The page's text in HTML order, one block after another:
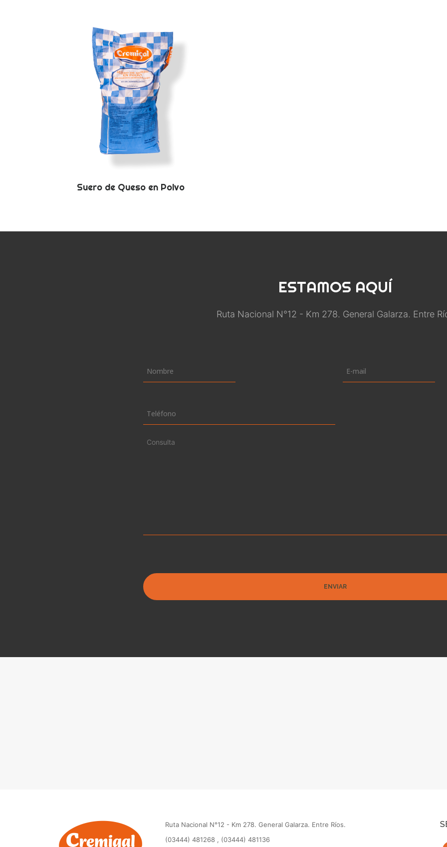
Suero de Queso en Polvo
ESTAMOS AQUÍ
Ruta Nacional N°12 - Km 278. General Galarza. Entre
Ruta Nacional N°12 - Km 278. General Galarza. Entre Ríos.
(03444) 481268 , (03444) 481136